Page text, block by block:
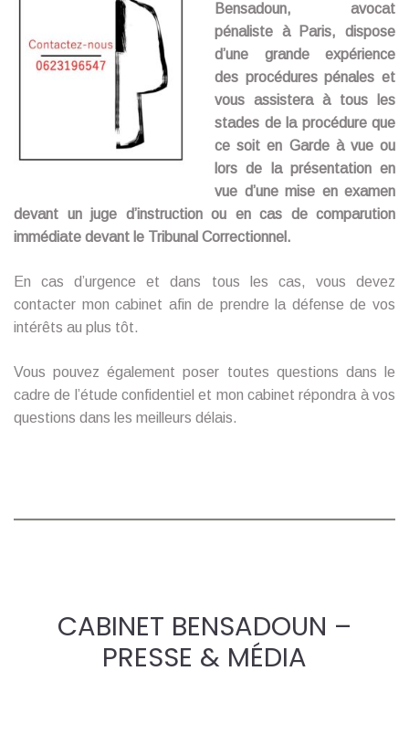
Bensadoun, avocat
pénaliste à Paris, dispose
d’une grande expérience
des procédures pénales et
vous assistera à tous les
stades de la procédure que
ce soit en Garde à vue ou
lors de la présentation en
vue d’une mise en examen
devant un juge d’instruction ou en cas de comparution
immédiate devant le Tribunal Correctionnel.
En cas d’urgence et dans tous les cas, vous devez
contacter mon cabinet afin de prendre la défense de vos
intérêts au plus tôt.
Vous pouvez également poser toutes questions dans le
cadre de l’étude confidentiel et mon cabinet répondra à vos
questions dans les meilleurs délais.
CABINET BENSADOUN –
PRESSE & MÉDIA